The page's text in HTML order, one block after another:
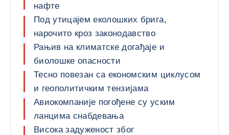
нафте
Под утицајем еколошких брига,
нарочито кроз законодавство
Рањив на климатске догађаје и
биолошке опасности
Тесно повезан са економским циклусом
и геополитичким тензијама
Авиокомпаније погођене су уским
ланцима снабдевања
Висока задуженост због